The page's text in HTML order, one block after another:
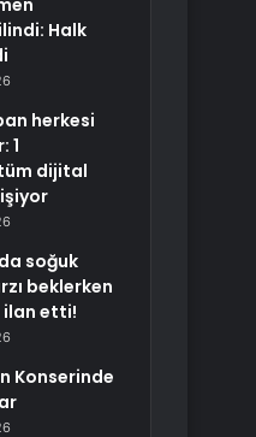
Halk
herkesi
1
dijital
soğuk
beklerken
etti!
Konserinde